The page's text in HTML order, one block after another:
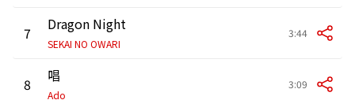
7 Dragon Night
SEKAI NO OWARI
3:44
8 唱
Ado
3:09